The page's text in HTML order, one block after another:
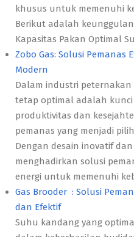
khusus untuk memenuhi
Berikut adalah
Kapasitas Pakan Optimal
Zobo Gas: Solusi Pemanas
Modern
Dalam industri
tetap optimal adalah
produktivitas dan
pemanas yang menjadi
Dengan desain inovatif
menghadirkan solusi
energi untuk memenuhi
Gas Brooder : Solusi
dan Efektif
Suhu kandang yang